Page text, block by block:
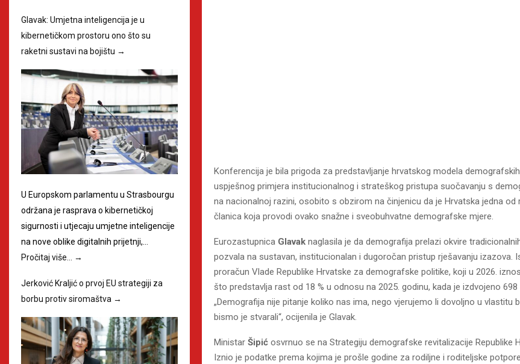
Konferencija je bila prigoda za predstavljanje hrvatskog modela
uspješnog primjera institucionalnog i strateškog pristupa suočavanju s
na nacionalnoj razini, osobito s obzirom na činjenicu da je Hrvatska jedna od
članica koja provodi ovako snažne i sveobuhvatne demografske mjere.
Eurozastupnica Glavak naglasila je da demografija prelazi okvire
pozvala na sustavan, institucionalan i dugoročan pristup rješavanju izazova.
proračun Vlade Republike Hrvatske za demografske politike, koji u 2026.
što predstavlja rast od 18 % u odnosu na 2025. godinu, kada je izdvojeno 698
„Demografija nije pitanje koliko nas ima, nego vjerujemo li dovoljno u vlastitu
bismo je stvarali“, ocijenila je Glavak.
Ministar Šipić osvrnuo se na Strategiju demografske revitalizacije Republike
Iznio je podatke prema kojima je prošle godine za rodiljne i roditeljske
Glavak: Umjetna inteligencija je u
kibernetičkom prostoru ono što su
raketni sustavi na bojištu →
U Europskom parlamentu u Strasbourgu
održana je rasprava o kibernetičkoj
sigurnosti i utjecaju umjetne inteligencije
na nove oblike digitalnih prijetnji,…
Pročitaj više…
→
Jerković Kraljić o prvoj EU strategiji za
borbu protiv siromaštva →